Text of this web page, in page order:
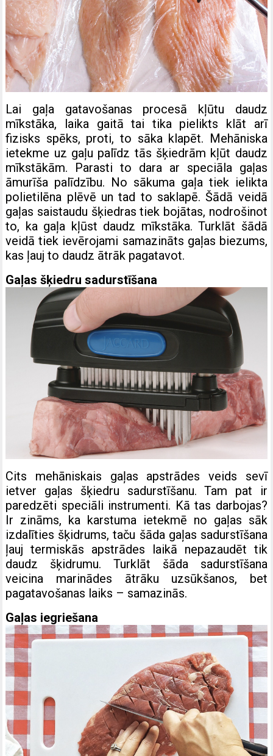
Lai gaļa gatavošanas procesā kļūtu daudz
mīkstāka, laika gaitā tai tika pielikts klāt arī
fizisks spēks, proti, to sāka klapēt. Mehāniska
ietekme uz gaļu palīdz tās šķiedrām kļūt daudz
mīkstākām. Parasti to dara ar speciāla gaļas
āmurīša palīdzību. No sākuma gaļa tiek ielikta
polietilēna plēvē un tad to saklapē. Šādā veidā
gaļas saistaudu šķiedras tiek bojātas, nodrošinot
to, ka gaļa kļūst daudz mīkstāka. Turklāt šādā
veidā tiek ievērojami samazināts gaļas biezums,
kas ļauj to daudz ātrāk pagatavot.
Gaļas šķiedru sadurstīšana
Cits mehāniskais gaļas apstrādes veids sevī
ietver gaļas šķiedru sadurstīšanu. Tam pat ir
paredzēti speciāli instrumenti. Kā tas darbojas?
Ir zināms, ka karstuma ietekmē no gaļas sāk
izdalīties šķidrums, taču šāda gaļas sadurstīšana
ļauj termiskās apstrādes laikā nepazaudēt tik
daudz šķidrumu. Turklāt šāda sadurstīšana
veicina marinādes ātrāku uzsūkšanos, bet
pagatavošanas laiks – samazinās.
Gaļas iegriešana